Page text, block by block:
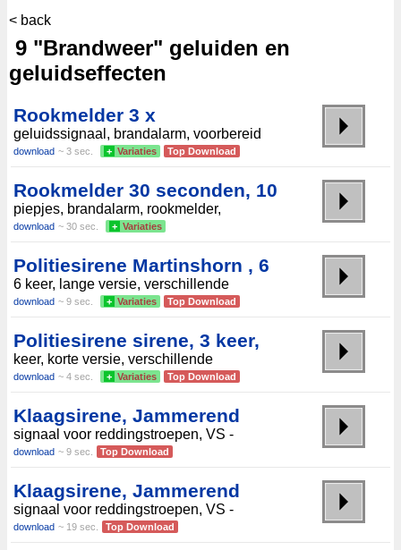
< back
9 "Brandweer" geluiden en
geluidseffecten
Rookmelder 3 x
geluidssignaal, brandalarm, voorbereid
download ~ 3 sec. + Variaties Top Download
Rookmelder 30 seconden, 10
piepjes, brandalarm, rookmelder,
download ~ 30 sec. + Variaties
Politiesirene Martinshorn , 6
6 keer, lange versie, verschillende
download ~ 9 sec. + Variaties Top Download
Politiesirene sirene, 3 keer,
keer, korte versie, verschillende
download ~ 4 sec. + Variaties Top Download
Klaagsirene, Jammerend
signaal voor reddingstroepen, VS -
download ~ 9 sec. Top Download
Klaagsirene, Jammerend
signaal voor reddingstroepen, VS -
download ~ 19 sec. Top Download